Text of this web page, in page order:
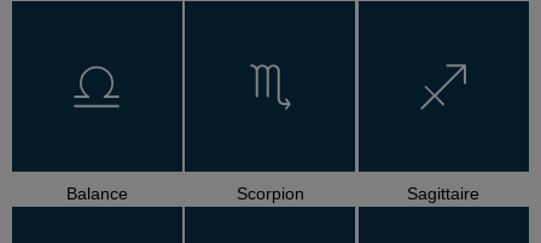
Balance Scorpion Sagittaire